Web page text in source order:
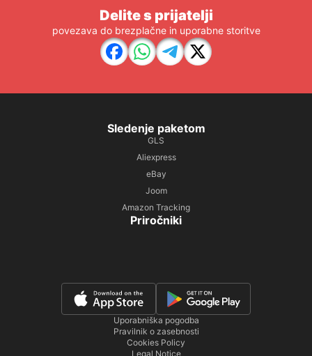
Delite s prijatelji
povezava do brezplačne in uporabne storitve
Sledenje paketom
GLS
Aliexpress
eBay
Joom
Amazon Tracking
Priročniki
Uporabniška pogodba
Pravilnik o zasebnosti
Cookies Policy
Legal Notice